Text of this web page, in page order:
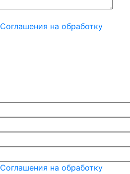
Соглашения на обработку
Соглашения на обработку